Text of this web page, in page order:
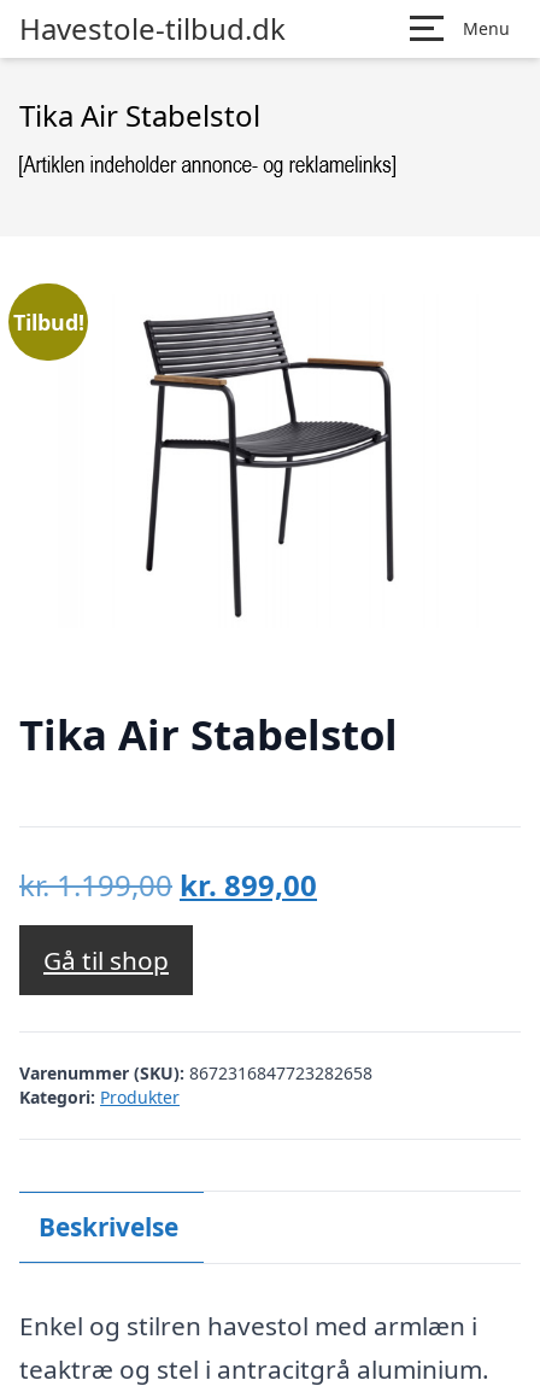
Havestole-tilbud.dk Menu
Tika Air Stabelstol
Tilbud!
Tika Air Stabelstol
kr.1.199,00 Den
oprindelige
var:
kr. 1.199,00.
kr. 899,00
kr. 899,00.
Gå til shop
Varenummer (SKU): 8672316847723282658
Kategori: Produkter
Beskrivelse
Enkel og stilren havestol med armlæn i
teaktræ og stel i antracitgrå aluminium.